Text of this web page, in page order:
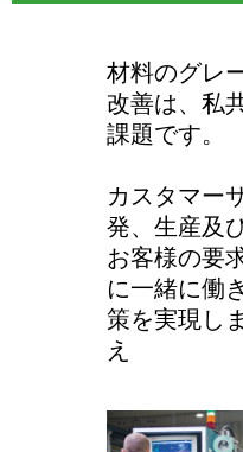
材料のグレ
改善は、私
課題です。
カスタマー
発、生産及
お客様の要
に一緒に働
策を実現し
え